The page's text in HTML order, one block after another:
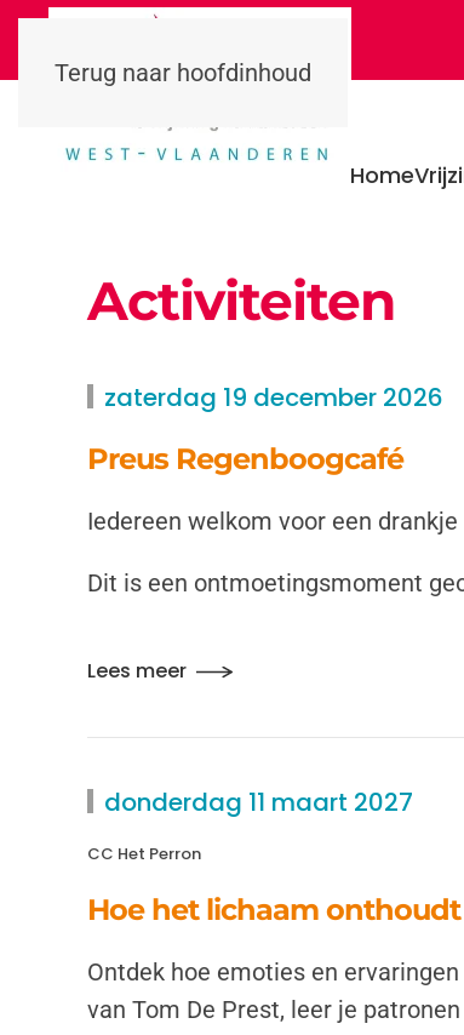
Terug naar hoofdinhoud
Home
Activiteiten
zaterdag 19 december 2026
Preus Regenboogcafé
Iedereen welkom voor een
Dit is een ontmoetingsmoment
Lees meer
donderdag 11 maart 2027
CC Het Perron
Hoe het lichaam
Ontdek hoe emoties en
van Tom De Prest, leer je